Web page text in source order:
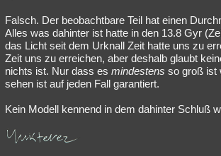
Falsch. Der beobachtbare Teil hat einen
Alles was dahinter ist hatte in den 13.8 Gyr
das Licht seit dem Urknall Zeit hatte uns zu
Zeit uns zu erreichen, aber deshalb glaubt
nichts ist. Nur dass es mindestens so groß ist
sehen ist auf jeden Fall garantiert.
Kein Modell kennend in dem dahinter Schluß